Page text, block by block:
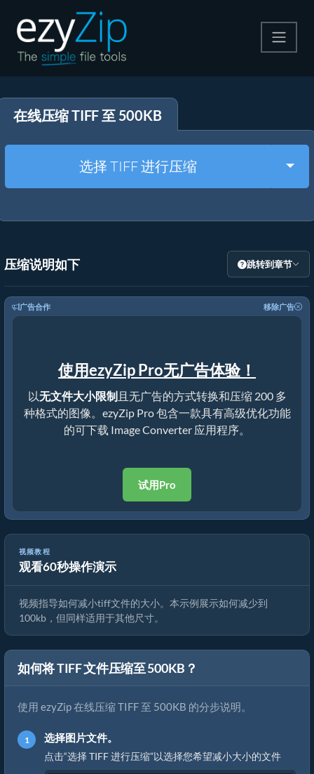
解压
其他工具
在线压缩 TIFF 至 500KB
选择 TIFF 进行压缩
压缩说明如下 跳转到章节
广告合作 移除广告
使用ezyZip Pro无广告体验！
以无文件大小限制且无广告的方式转换和压缩 200 多
种格式的图像。ezyZip Pro 包含一款具有高级优化功能
的可下载 Image Converter 应用程序。
试用Pro
视频教程
观看60秒操作演示
如何在线减小图片大小
视频指导如何减小tiff文件的大小。本示例展示如何减少到
100kb，但同样适用于其他尺寸。
如何将 TIFF 文件压缩至 500KB？
使用 ezyZip 在线压缩 TIFF 至 500KB 的分步说明。
选择图片文件。
点击“选择 TIFF 进行压缩”以选择您希望减小大小的文件